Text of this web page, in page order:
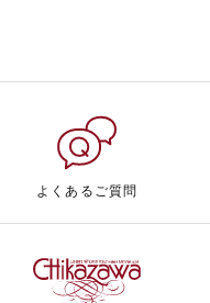
よくあるご質問